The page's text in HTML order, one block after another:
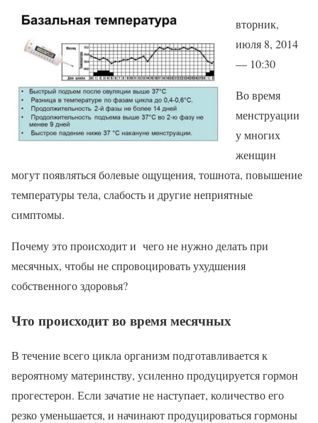
вторник,
июля 8, 2014
— 10:30
Во время
менструации
у многих
женщин
могут появляться болевые ощущения, тошнота, повышение
температуры тела, слабость и другие неприятные
симптомы.
Почему это происходит и чего не нужно делать при
месячных, чтобы не спровоцировать ухудшения
собственного здоровья?
Что происходит во время месячных
В течение всего цикла организм подготавливается к
вероятному материнству, усиленно продуцируется гормон
прогестерон. Если зачатие не наступает, количество его
резко уменьшается, и начинают продуцироваться гормоны